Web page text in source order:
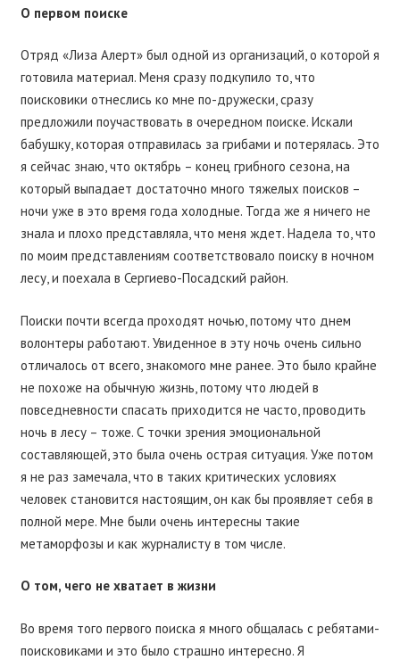
О первом поиске
Отряд «Лиза Алерт» был одной из организаций, о которой я
готовила материал. Меня сразу подкупило то, что
поисковики отнеслись ко мне по-дружески, сразу
предложили поучаствовать в очередном поиске. Искали
бабушку, которая отправилась за грибами и потерялась. Это
я сейчас знаю, что октябрь – конец грибного сезона, на
который выпадает достаточно много тяжелых поисков –
ночи уже в это время года холодные. Тогда же я ничего не
знала и плохо представляла, что меня ждет. Надела то, что
по моим представлениям соответствовало поиску в ночном
лесу, и поехала в Сергиево-Посадский район.
Поиски почти всегда проходят ночью, потому что днем
волонтеры работают. Увиденное в эту ночь очень сильно
отличалось от всего, знакомого мне ранее. Это было крайне
не похоже на обычную жизнь, потому что людей в
повседневности спасать приходится не часто, проводить
ночь в лесу – тоже. С точки зрения эмоциональной
составляющей, это была очень острая ситуация. Уже потом
я не раз замечала, что в таких критических условиях
человек становится настоящим, он как бы проявляет себя в
полной мере. Мне были очень интересны такие
метаморфозы и как журналисту в том числе.
О том, чего не хватает в жизни
Во время того первого поиска я много общалась с ребятами-
поисковиками и это было страшно интересно. Я